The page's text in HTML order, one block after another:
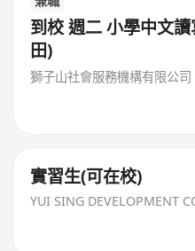
到校 週二 小學中文
田)
獅子山社會服務機構有限公司
實習生(可在校)
YUI SING DEVELOPMENT